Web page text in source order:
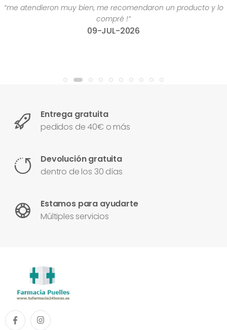
“me atendieron muy bien, me recomendaron un producto y lo
compré !”
09-JUL-2026
Entrega gratuita
pedidos de 40€ o más
Devolución gratuita
dentro de los 30 días
Estamos para ayudarte
Múltiples servicios